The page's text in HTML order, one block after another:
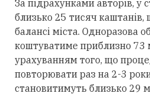
За підрахунками авторів, у
близько 25 тисяч
балансі міста. Одноразова
коштуватиме приблизно 73
урахуванням того, що
повторювати раз на 2-3
становитимуть близько 29